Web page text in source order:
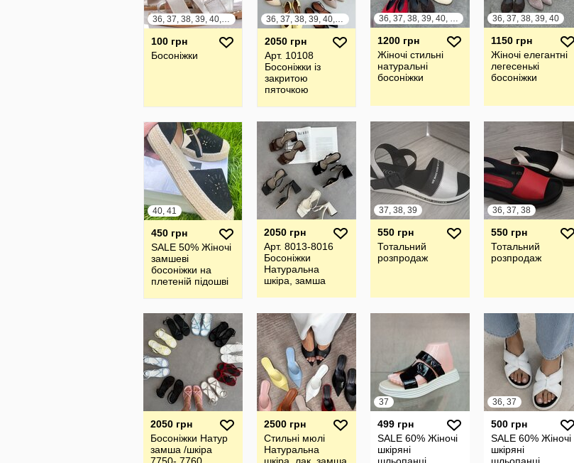
36, 37, 38, 39, 40, 41
100 грн
Босоніжки
36, 37, 38, 39, 40, 41
2050 грн
Арт. 10108
Босоніжки із
закритою
пяточкою
Італія
36, 37, 38, 39, 40, 41
1200 грн
Жіночі стильні
натуральні
босоніжки
36, 37, 38, 39, 40
1150 грн
Жіночі елегантні
легесенькі
босоніжки
40, 41
450 грн
SALE 50% Жіночі
замшеві
босоніжки на
плетеній підошві
2050 грн
Арт. 8013-8016
Босоніжки
Натуральна
шкіра, замша
37, 38, 39
550 грн
Тотальний
розпродаж
36, 37, 38
550 грн
Тотальний
розпродаж
2050 грн
Босоніжки Натур
замша /шкіра
2500 грн
Стильні мюлі
Натуральна
37
499 грн
SALE 60% Жіночі
шкіряні
36, 37
500 грн
SALE 60% Жіночі
шкіряні